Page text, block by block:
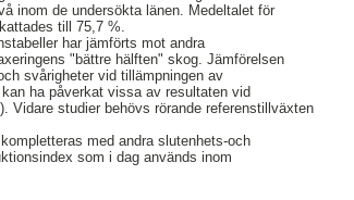
inom de undersökta länen. Medeltalet för
till 75,7 %.
har jämförts mot andra
"bättre hälften" skog. Jämförelsen
svårigheter vid tillämpningen av
ha påverkat vissa av resultaten vid
Vidare studier behövs rörande referenstillväxten
med andra slutenhets-och
som i dag används inom